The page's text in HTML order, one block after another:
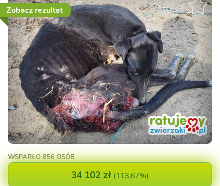
Zobacz rezultat
WSPARŁO856 OSÓB
34 102 zł (113,67%)